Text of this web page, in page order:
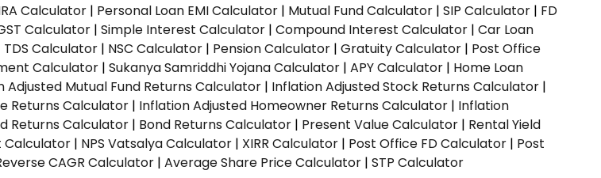
Calculator | Personal Loan EMI Calculator | Mutual Fund Calculator | SIP Calculator | FD
Calculator | Simple Interest Calculator | Compound Interest Calculator | Car Loan
TDS Calculator | NSC Calculator | Pension Calculator | Gratuity Calculator | Post Office
Calculator | Sukanya Samriddhi Yojana Calculator | APY Calculator | Home Loan
Adjusted Mutual Fund Returns Calculator | Inflation Adjusted Stock Returns Calculator |
Returns Calculator | Inflation Adjusted Homeowner Returns Calculator | Inflation
Returns Calculator | Bond Returns Calculator | Present Value Calculator | Rental Yield
Calculator | NPS Vatsalya Calculator | XIRR Calculator | Post Office FD Calculator | Post
CAGR Calculator | Average Share Price Calculator | STP Calculator